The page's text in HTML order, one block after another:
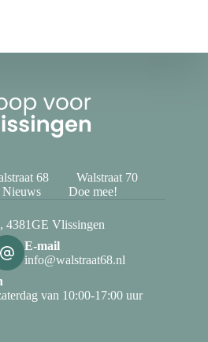
68
Walstraat 70
Nieuws
Doe mee!
4381GE Vlissingen
E-mail
info@walstraat68.nl
van 10:00-17:00 uur